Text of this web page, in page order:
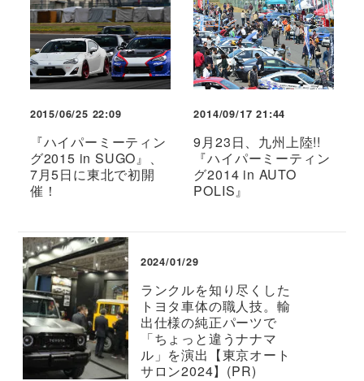
2015/06/25 22:09
『ハイパーミーティン
グ2015 in SUGO』、
7月5日に東北で初開
催！
2014/09/17 21:44
9月23日、九州上陸!!
『ハイパーミーティン
グ2014 in AUTO
POLIS』
2024/01/29
ランクルを知り尽くした
トヨタ車体の職人技。輸
出仕様の純正パーツで
「ちょっと違うナナマ
ル」を演出【東京オート
サロン2024】(PR)